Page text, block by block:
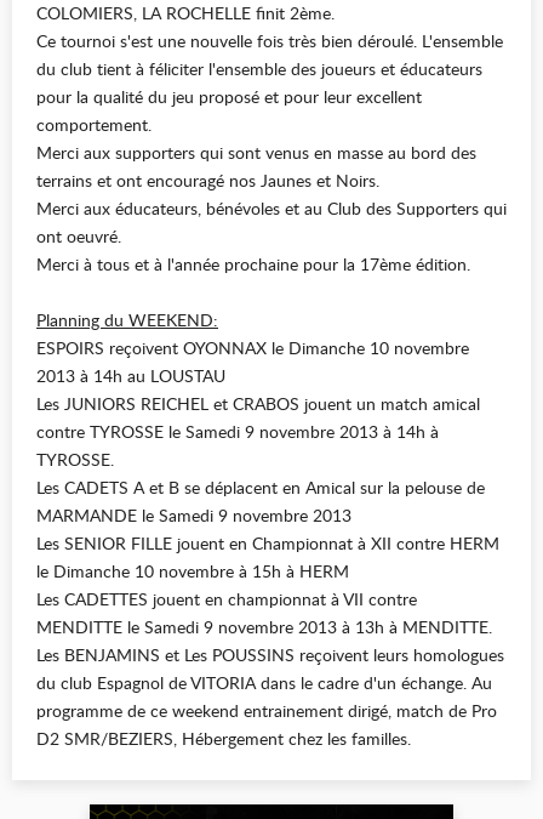
COLOMIERS, LA ROCHELLE finit 2ème.
Ce tournoi s'est une nouvelle fois très bien déroulé. L'ensemble
du club tient à féliciter l'ensemble des joueurs et éducateurs
pour la qualité du jeu proposé et pour leur excellent
comportement.
Merci aux supporters qui sont venus en masse au bord des
terrains et ont encouragé nos Jaunes et Noirs.
Merci aux éducateurs, bénévoles et au Club des Supporters qui
ont oeuvré.
Merci à tous et à l'année prochaine pour la 17ème édition.
Planning du WEEKEND:
ESPOIRS reçoivent OYONNAX le Dimanche 10 novembre
2013 à 14h au LOUSTAU
Les JUNIORS REICHEL et CRABOS jouent un match amical
contre TYROSSE le Samedi 9 novembre 2013 à 14h à
TYROSSE.
Les CADETS A et B se déplacent en Amical sur la pelouse de
MARMANDE le Samedi 9 novembre 2013
Les SENIOR FILLE jouent en Championnat à XII contre HERM
le Dimanche 10 novembre à 15h à HERM
Les CADETTES jouent en championnat à VII contre
MENDITTE le Samedi 9 novembre 2013 à 13h à MENDITTE.
Les BENJAMINS et Les POUSSINS reçoivent leurs homologues
du club Espagnol de VITORIA dans le cadre d'un échange. Au
programme de ce weekend entrainement dirigé, match de Pro
D2 SMR/BEZIERS, Hébergement chez les familles.